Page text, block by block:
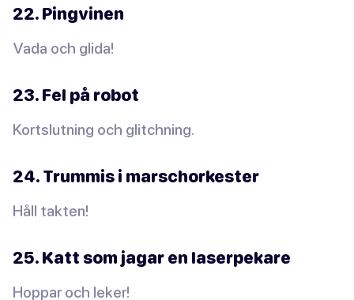
22. Pingvinen
Vada och glida!
23. Fel på robot
Kortslutning och glitchning.
24. Trummis i marschorkester
Håll takten!
25. Katt som jagar en laserpekare
Hoppar och leker!